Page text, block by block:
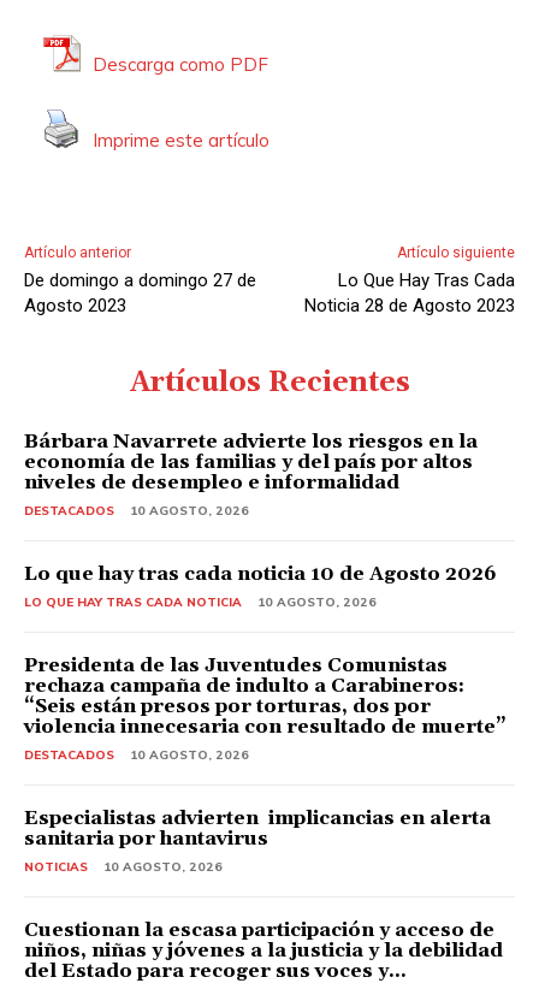
Descarga como PDF
Imprime este artículo
Artículo anterior
De domingo a domingo 27 de
Agosto 2023
Artículo siguiente
Lo Que Hay Tras Cada
Noticia 28 de Agosto 2023
Artículos Recientes
Bárbara Navarrete advierte los riesgos en la
economía de las familias y del país por altos
niveles de desempleo e informalidad
DESTACADOS 10 AGOSTO, 2026
Lo que hay tras cada noticia 10 de Agosto 2026
LO QUE HAY TRAS CADA NOTICIA 10 AGOSTO, 2026
Presidenta de las Juventudes Comunistas
rechaza campaña de indulto a Carabineros:
“Seis están presos por torturas, dos por
violencia innecesaria con resultado de muerte”
DESTACADOS 10 AGOSTO, 2026
Especialistas advierten implicancias en alerta
sanitaria por hantavirus
NOTICIAS 10 AGOSTO, 2026
Cuestionan la escasa participación y acceso de
niños, niñas y jóvenes a la justicia y la debilidad
del Estado para recoger sus voces y...